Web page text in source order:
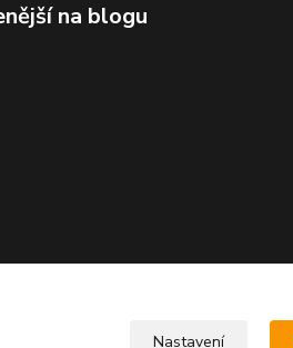
na blogu
Nastavení